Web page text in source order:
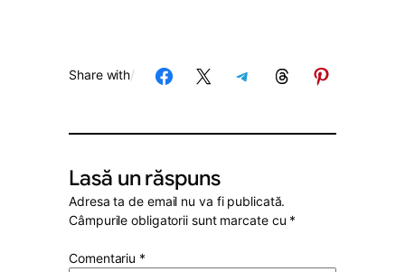
Share with/ Share on Facebook
Share on X Share on TelegramShare on ThreadsShare on Pinterest
Lasă un răspuns
Adresa ta de email nu va fi publicată.
Câmpurile obligatorii sunt marcate cu *
Comentariu *